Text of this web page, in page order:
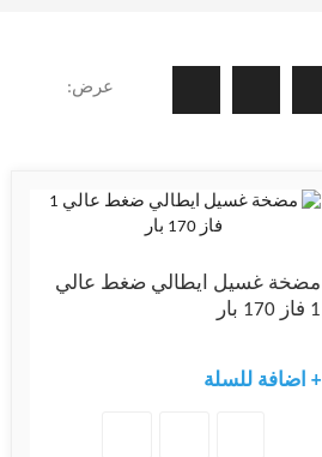
عرض:
مضخة غسيل ايطالي ضغط عالي
1 فاز 170 بار
+ اضافة للسلة